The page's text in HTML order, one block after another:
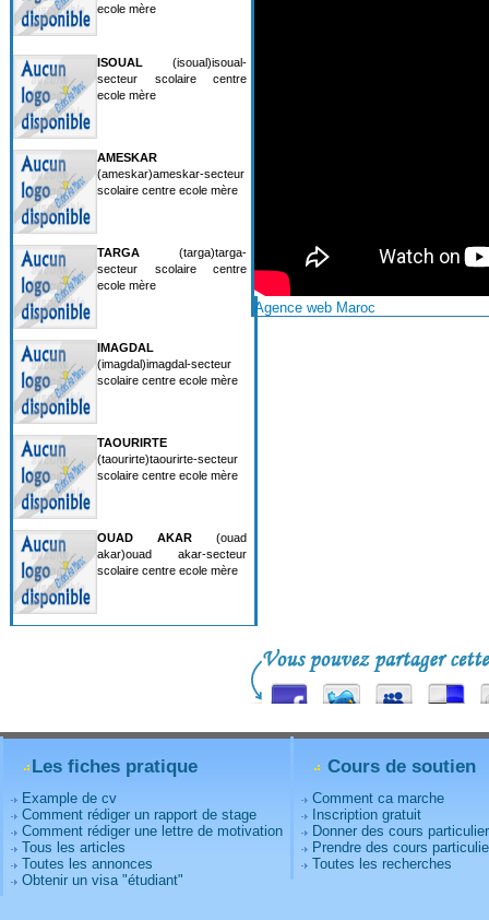
ecole mère
ISOUAL (isoual)isoual-
secteur scolaire centre
ecole mère
AMESKAR
(ameskar)ameskar-secteur
scolaire centre ecole mère
TARGA (targa)targa-
secteur scolaire centre
ecole mère
IMAGDAL
(imagdal)imagdal-secteur
scolaire centre ecole mère
TAOURIRTE
(taourirte)taourirte-secteur
scolaire centre ecole mère
OUAD AKAR (ouad
akar)ouad akar-secteur
scolaire centre ecole mère
Agence web Maroc
Les fiches pratique
Example de cv
Comment rédiger un rapport de stage
Comment rédiger une lettre de motivation
Tous les articles
Toutes les annonces
Obtenir un visa "étudiant"
Cours de soutien
Comment ca marche
Inscription gratuit
Donner des cours
Prendre des cours
Toutes les recherches